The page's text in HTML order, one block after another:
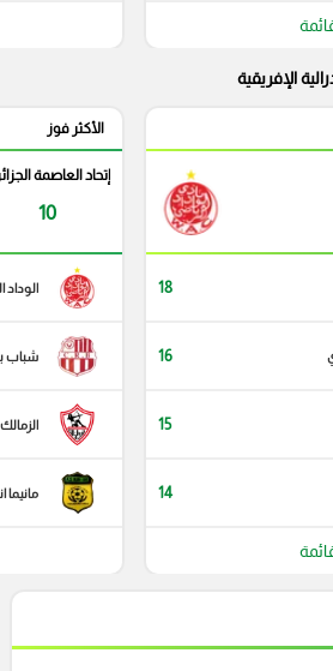
الإفريقية
18
16
15
14
الأكثر فوز
إتحاد العاصمة
10
الوداد
شباب
الزمالك
مانيما